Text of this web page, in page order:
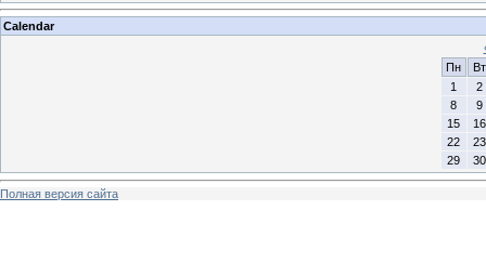
Calendar
Пн
Вт
1
2
8
9
15
16
22
23
29
30
Полная версия сайта